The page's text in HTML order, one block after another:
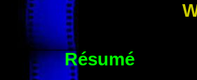
Résumé